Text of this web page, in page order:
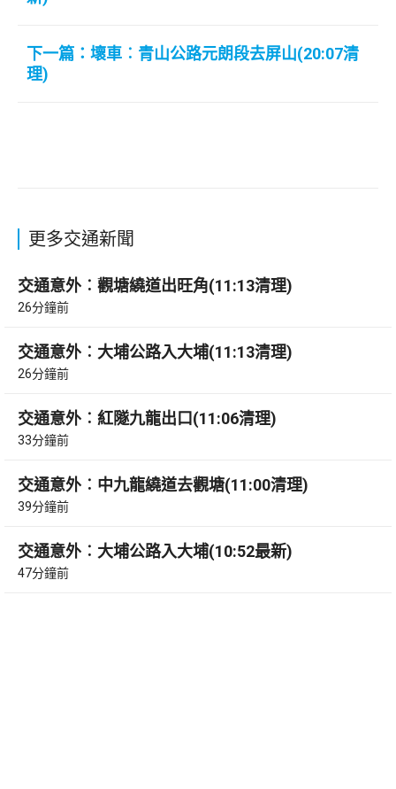
下一篇：壞車︰青山公路元朗段去屏山(20:07清
理)
更多交通新聞
交通意外︰觀塘繞道出旺角(11:13清理)
26分鐘前
交通意外︰大埔公路入大埔(11:13清理)
26分鐘前
交通意外︰紅隧九龍出口(11:06清理)
33分鐘前
交通意外︰中九龍繞道去觀塘(11:00清理)
39分鐘前
交通意外︰大埔公路入大埔(10:52最新)
47分鐘前